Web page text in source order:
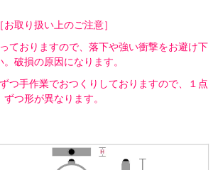
［お取り扱い上のご注意］
ておりますので、落下や強い衝撃をお避け下
。破損の原因になります。
つ手作業でおつくりしておりますので、１点
ずつ形が異なります。